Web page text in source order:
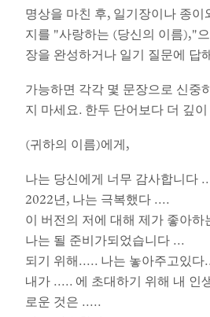
명상을 마친 후, 일기장이나 종이
지를 "사랑하는 (당신의 이름),"
장을 완성하거나 일기 질문에 답
가능하면 각각 몇 문장으로 신중
지 마세요. 한두 단어보다 더 깊
(귀하의 이름)에게,
나는 당신에게 너무 감사합니다
2022년, 나는 극복했다 ....
이 버전의 저에 대해 제가 좋아하
나는 될 준비가되었습니다 ...
되기 위해..... 나는 놓아주고있다
내가 ..... 에 초대하기 위해 내 인
로운 것은 .....